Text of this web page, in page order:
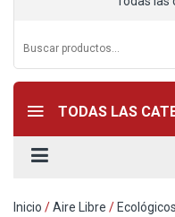
TODAS LAS
Inicio /Aire Libre /Ecológicos